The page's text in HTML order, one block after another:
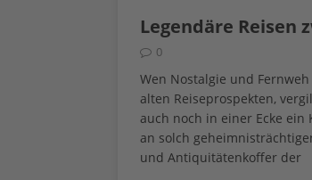
[ 24.
[ 12. Juni
Jucken
Legendäre Reisen
0
Wen Nostalgie und
alten Reiseprospekten,
auch noch in einer Ecke ein
an solch
und Antiquitätenkoffer der